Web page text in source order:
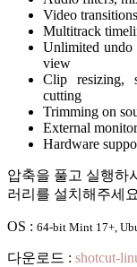
Video
Multitrack
Unlimited undo
view
Clip resizing,
cutting
Trimming on
External
Hardware
압축을 풀고 실행하
러리를 설치해주세요
OS : 64-bit Mint 17+,
다운로드 : shotcut-